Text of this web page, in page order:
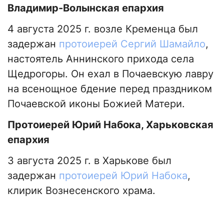
Владимир-Волынская епархия
4 августа 2025 г. возле Кременца был
задержан протоиерей Сергий Шамайло,
настоятель Аннинского прихода села
Щедрогоры. Он ехал в Почаевскую лавру
на всенощное бдение перед праздником
Почаевской иконы Божией Матери.
Протоиерей Юрий Набока, Харьковская
епархия
3 августа 2025 г. в Харькове был
задержан протоиерей Юрий Набока,
клирик Вознесенского храма.